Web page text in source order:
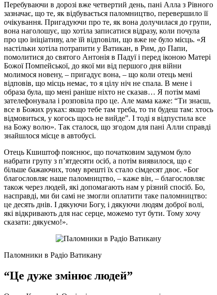
Перебуваючи в дорозі вже четвертий день, пані Алла з Рівного
зазначає, що те, як відбувається паломництво, перевершило її
очікування. Пригадуючи про те, як вона долучилася до групи,
вона наголошує, що хотіла записатися відразу, коли почула
про цю ініціативу, але їй відповіли, що вже не було місць. «Я
настільки хотіла потрапити у Ватикан, в Рим, до Папи,
помолитися до святого Антонія в Падуї і перед іконою Матері
Божої Помпейської, до якої ми від першого дня війни
молимося новену, – пригадує вона, – що коли отець мені
відповів, що місць немає, то я цілу ніч не спала. В мене і
образа була, що мені раніше ніхто не сказав… Я потім мамі
зателефонувала і розповіла про це. Але мама каже: “Ти знаєш,
все в Божих руках: якщо тебе там треба, то ти будеш там: хтось
відмовиться, у когось щось не вийде”. І тоді я відпустила все
на Божу волю». Так сталося, що згодом для пані Алли справді
знайшлося місце в автобусі.
Отець Кшиштоф пояснює, що початковим задумом було
набрати групу з п’ятдесяти осіб, а потім виявилося, що є
більше бажаючих, тому врешті їх стало сімдесят двоє. «Бог
благословляє наше паломництво, – каже він, – благословляє
також через людей, які допомагають нам у різний спосіб. Бо,
насправді, ми би самі не змогли оплатити таке паломництво:
це десять днів. І дякуючи Богу, і дякуючи людям доброї волі,
які відкривають для нас серце, можемо тут бути. Тому хочу
сказати: дякуємо!».
Паломники в Радіо Ватикану
“Це дуже змінює людей”